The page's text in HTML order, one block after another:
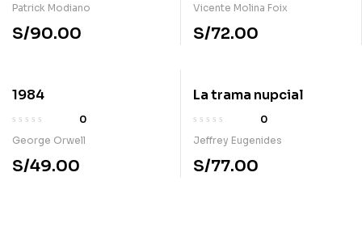
Patrick Modiano
S/90.00
Vicente Molina Foix
S/72.00
1984
0
George Orwell
S/49.00
La trama nupcial
0
Jeffrey Eugenides
S/77.00